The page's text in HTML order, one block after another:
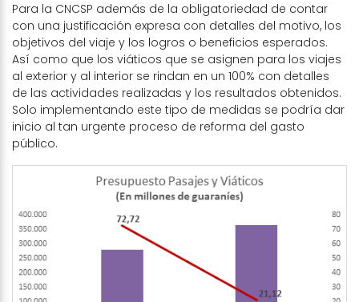
Para la CNCSP además de la obligatoriedad de contar
con una justificación expresa con detalles del motivo, los
objetivos del viaje y los logros o beneficios esperados.
Así como que los viáticos que se asignen para los viajes
al exterior y al interior se rindan en un 100% con detalles
de las actividades realizadas y los resultados obtenidos.
Solo implementando este tipo de medidas se podría dar
inicio al tan urgente proceso de reforma del gasto
público.